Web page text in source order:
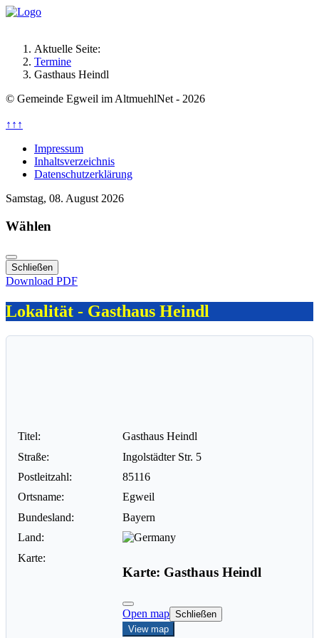
Aktuelle Seite:
Termine
Gasthaus Heindl
© Gemeinde Egweil im AltmuehlNet - 2026
↑↑↑
Impressum
Inhaltsverzeichnis
Datenschutzerklärung
Samstag, 08. August 2026
Wählen
Schließen
Download PDF
Lokalität - Gasthaus Heindl
Titel:
Gasthaus Heindl
Straße:
Ingolstädter Str. 5
Postleitzahl:
85116
Ortsname:
Egweil
Bundesland:
Bayern
Land:
Karte:
Karte: Gasthaus Heindl
Open map Schließen
View map